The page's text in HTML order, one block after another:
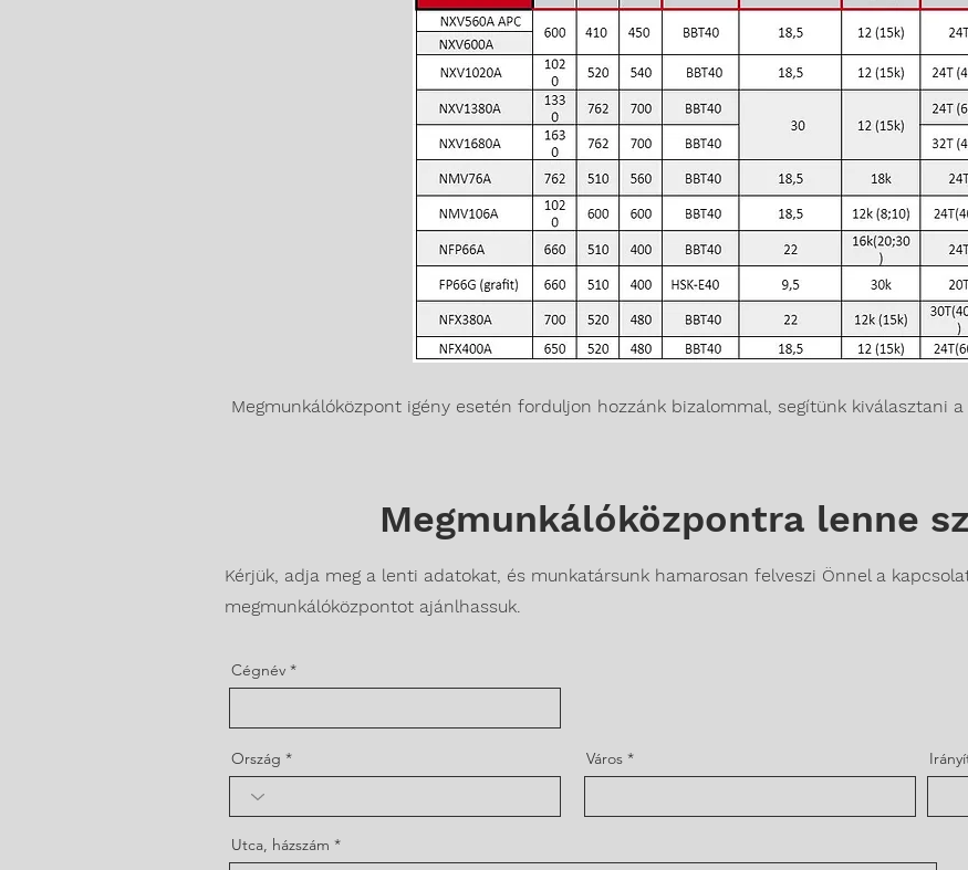
Megmunkálóközpont igény esetén forduljon hozzánk bizalommal, segítünk kiválasztani
Megmunkálóközpontra lenne
Kérjük, adja meg a lenti adatokat, és munkatársunk hamarosan felveszi Önnel a
megmunkálóközpontot ajánlhassuk.
Cégnév
Ország Város
Utca, házszám